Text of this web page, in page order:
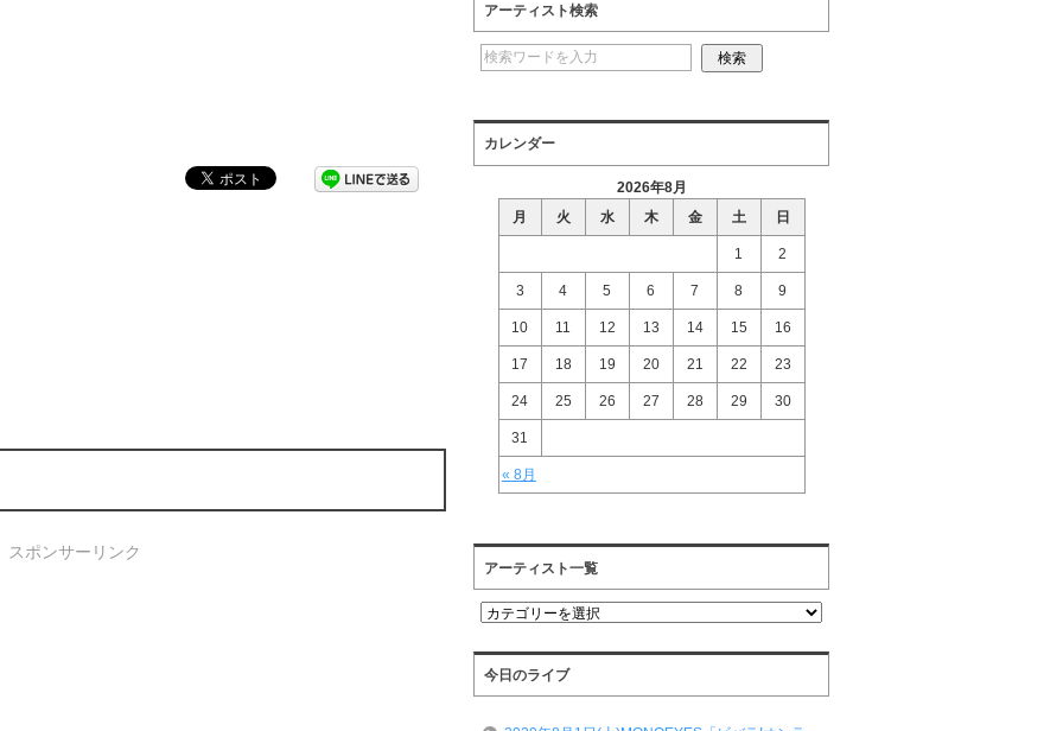
スポンサーリンク
アーティスト検索
カレンダー
2026年8月
月
火 水 木 金 土 日
« 8月
1 2
3 4 5 6 7 8 9
10 11 12 13 14 15 16
17 18 19 20 21 22 23
24 25 26 27 28 29 30
31
アーティスト一覧
ア
テ
ィ
ス
今日のライブ